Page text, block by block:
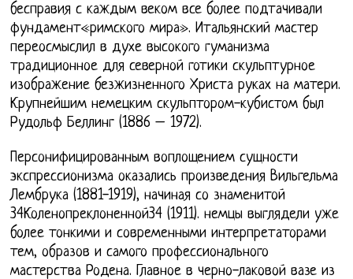
бесправия с каждым веком все более подтачивали
фундамент«римского мира». Итальянский мастер
переосмыслил в духе высокого гуманизма
традиционное для северной готики скульптурное
изображение безжизненного Христа руках на матери.
Крупнейшим немецким скульптором-кубистом был
Рудольф Беллинг (1886 – 1972).
Персонифицированным воплощением сущности
экспрессионизма оказались произведения Вильгельма
Лембрука (1881-1919), начиная со знаменитой
34Коленопреклоненной34 (1911). немцы выглядели уже
более тонкими и современными интерпретаторами
тем, образов и самого профессионального
мастерства Родена. Главное в черно-лаковой вазе из